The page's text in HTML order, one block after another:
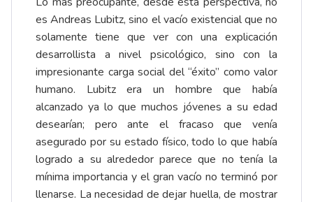
es Andreas Lubitz, sino el vacío existencial que no
solamente tiene que ver con una explicación
desarrollista a nivel psicológico, sino con la
impresionante carga social del “éxito” como valor
humano. Lubitz era un hombre que había
alcanzado ya lo que muchos jóvenes a su edad
desearían; pero ante el fracaso que venía
asegurado por su estado físico, todo lo que había
logrado a su alrededor parece que no tenía la
mínima importancia y el gran vacío no terminó por
llenarse. La necesidad de dejar huella, de mostrar